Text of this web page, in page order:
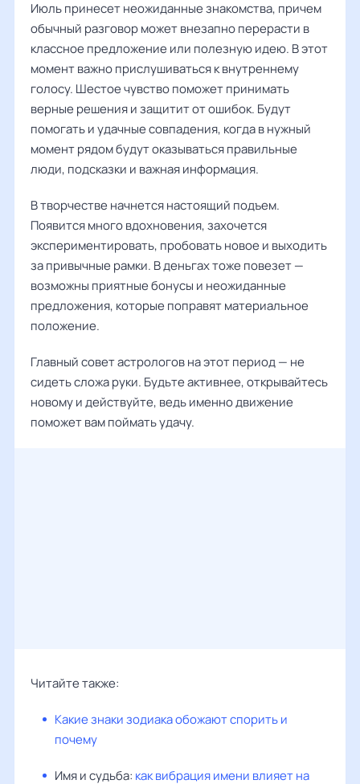
Июль принесет неожиданные знакомства, причем
обычный разговор может внезапно перерасти в
классное предложение или полезную идею. В этот
момент важно прислушиваться к внутреннему
голосу. Шестое чувство поможет принимать
верные решения и защитит от ошибок. Будут
помогать и удачные совпадения, когда в нужный
момент рядом будут оказываться правильные
люди, подсказки и важная информация.
В творчестве начнется настоящий подъем.
Появится много вдохновения, захочется
экспериментировать, пробовать новое и выходить
за привычные рамки. В деньгах тоже повезет —
возможны приятные бонусы и неожиданные
предложения, которые поправят материальное
положение.
Главный совет астрологов на этот период — не
сидеть сложа руки. Будьте активнее, открывайтесь
новому и действуйте, ведь именно движение
поможет вам поймать удачу.
Читайте также:
Какие знаки зодиака обожают спорить и
почему
Имя и судьба: как вибрация имени влияет на